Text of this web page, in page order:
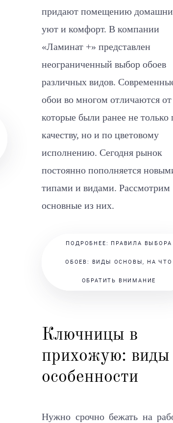
придают помещению
уют и комфорт. В компании
«Ламинат +» представлен
неограниченный выбор обоев
различных видов.
обои во многом отличаются от
которые были ранее не только
качеству, но и по цветовому
исполнению. Сегодня рынок
постоянно пополняется
типами и видами. Рассмотрим
основные из них.
ПОДРОБНЕЕ: ПРАВИЛА ВЫБОРА
ОБОЕВ: ВИДЫ ОСНОВЫ, НА ЧТО
ОБРАТИТЬ ВНИМАНИЕ
Ключницы в
прихожую: виды
особенности
Нужно срочно бежать на